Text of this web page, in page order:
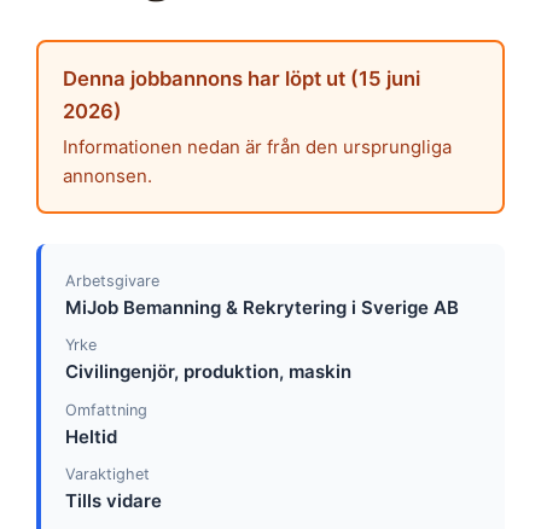
Denna jobbannons har löpt ut (15 juni
2026)
Informationen nedan är från den ursprungliga
annonsen.
Arbetsgivare
MiJob Bemanning & Rekrytering i Sverige AB
Yrke
Civilingenjör, produktion, maskin
Omfattning
Heltid
Varaktighet
Tills vidare